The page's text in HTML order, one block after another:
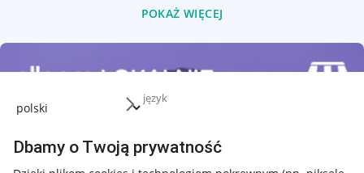
język
Dbamy o Twoją prywatność
POKAŻ WIĘCEJ